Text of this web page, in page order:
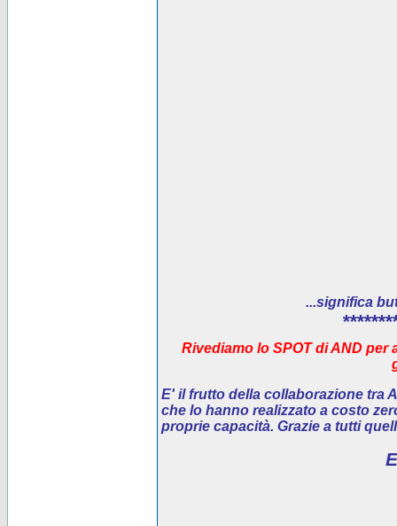
...significa
Rivediamo lo SPOT di AND
E' ilfrutto della collaborazione tra
che lo hanno realizzato a costo
proprie capacità. Grazie a tutti